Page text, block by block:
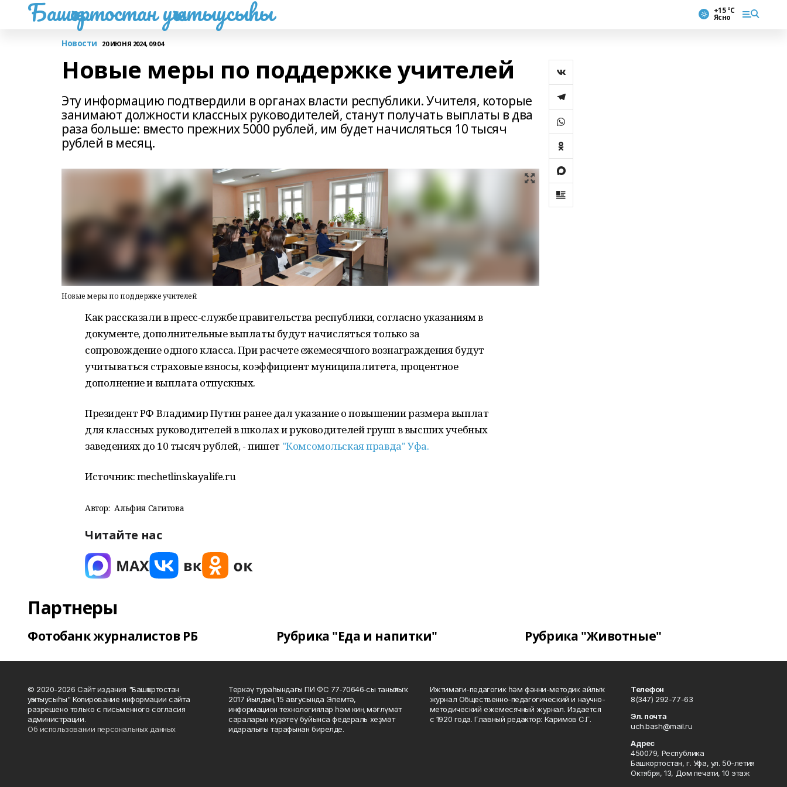
Башҡортостан уҡытыусыһы +15 °С
Ясно
Новости 20 ИЮНЯ 2024, 09:04
Новые меры по поддержке учителей
Эту информацию подтвердили в органах власти республики. Учителя, которые
занимают должности классных руководителей, станут получать выплаты в два
раза больше: вместо прежних 5000 рублей, им будет начисляться 10 тысяч
рублей в месяц.
Новые меры по поддержке учителей
Как рассказали в пресс-службе правительства республики, согласно указаниям в
документе, дополнительные выплаты будут начисляться только за
сопровождение одного класса. При расчете ежемесячного вознаграждения будут
учитываться страховые взносы, коэффициент муниципалитета, процентное
дополнение и выплата отпускных.
Президент РФ Владимир Путин ранее дал указание о повышении размера выплат
для классных руководителей в школах и руководителей групп в высших учебных
заведениях до 10 тысяч рублей, - пишет "Комсомольская правда" Уфа.
Источник: mechetlinskayalife.ru
Автор: Альфия Сагитова
Читайте нас
Партнеры
Фотобанк журналистов РБ Рубрика "Еда и напитки" Рубрика "Животные"
© 2020-2026 Сайт издания "Башҡортостан
уҡытыусыһы" Копирование информации сайта
разрешено только с письменного согласия
администрации.
Об использовании персональных данных
Теркәү тураһындағы ПИ ФС 77‑70646‑сы таныҡлыҡ
2017 йылдың 15 авгусында Элемтә,
информацион технологиялар һәм киң мәғлүмәт
сараларын күҙәтеү буйынса федераль хеҙмәт
идаралығы тарафынан бирелде.
Ижтимағи-педагогик һәм фәнни-методик айлыҡ
журнал Общественно-педагогический и научно-
методический ежемесячный журнал. Издается
с 1920 года. Главный редактор: Каримов С.Г.
Телефон
8(347) 292-77-63
Эл. почта
uch.bash@mail.ru
Адрес
450079, Республика
Башкортостан, г. Уфа, ул. 50-летия
Октября, 13, Дом печати, 10 этаж